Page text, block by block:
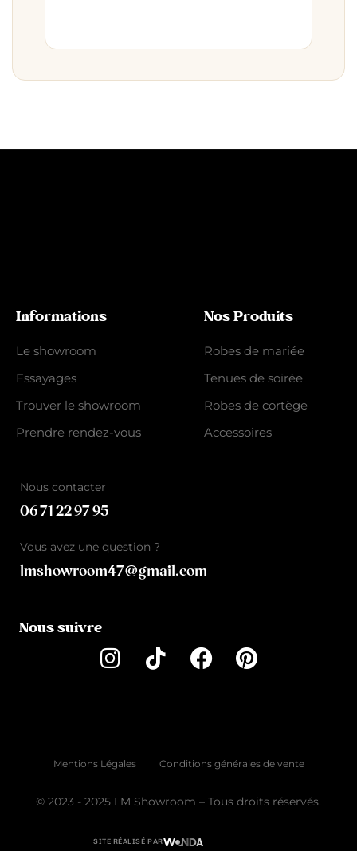
Informations
Le showroom
Essayages
Trouver le showroom
Prendre rendez-vous
Nos Produits
Robes de mariée
Tenues de soirée
Robes de cortège
Accessoires
Nous contacter
06 71 22 97 95
Vous avez une question ?
lmshowroom47@gmail.com
Nous suivre
Mentions Légales Conditions générales de vente
© 2023 - 2025 LM Showroom – Tous droits réservés.
SITE RÉALISÉ PAR